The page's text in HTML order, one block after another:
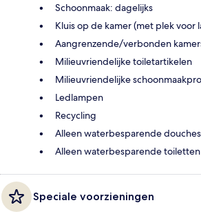
Schoonmaak: dagelijks
Kluis op de kamer (met plek voor
Aangrenzende/verbonden
Milieuvriendelijke toiletartikelen
Milieuvriendelijke
Ledlampen
Recycling
Alleen waterbesparende douches
Alleen waterbesparende toiletten
Speciale voorzieningen